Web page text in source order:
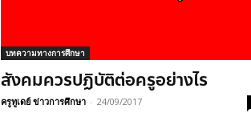
บทความทางการศึกษา
สังคมควรปฏิบัติต่อครูอย่างไร
ครูทูเดย์ ข่าวการศึกษา - 24/09/2017